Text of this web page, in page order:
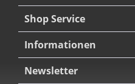
Shop Service
Informationen
Newsletter